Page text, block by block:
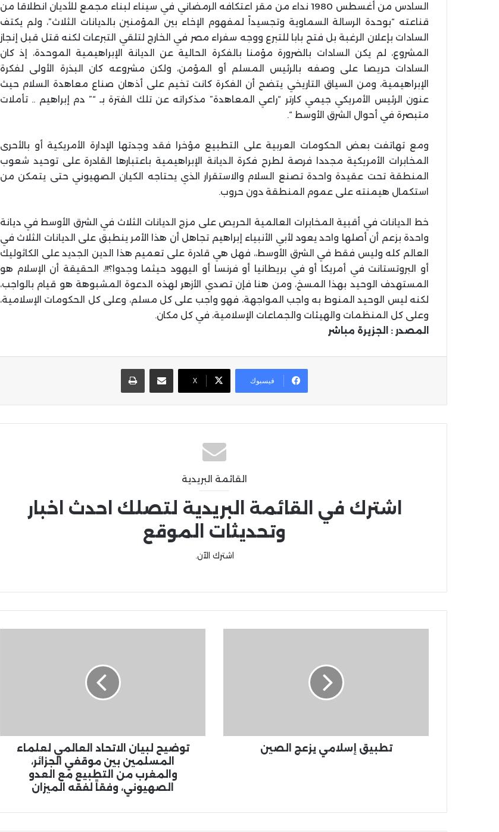
السادس من أغسطس 1980 نداء من مقر اعتكافه الرمضاني في سيناء لبناء مجمع للأديان انطلاقا من
قناعته “بوحدة الرسالة السماوية وتجسيداً لمفهوم الإخاء بين المؤمنين بالديانات الثلاث”، ولم يكتف
السادات بإعلان الرغبة بل فتح بابا للتبرع ووجه سفراء مصر في الخارج لتلقي التبرعات لكنه قتل قبل إنجاز
المشروع، لم يكن السادات بالضرورة مؤمنا بالفكرة الحالية عن الديانة الإبراهيمية الموحدة، إذ كان
السادات حريصا على وصفه بالرئيس المسلم أو المؤمن، ولكن مشروعه كان البذرة الأولى لفكرة
الإبراهيمية، ومن السياق التاريخي يتضح أن الفكرة كانت تخيم على أذهان صناع معاهدة السلام حيث
عنون الرئيس الأمريكي جيمي كارتر “راعي المعاهدة” مذكراته عن تلك الفترة بـ “” دم إبراهيم .. تأملات
متبصرة في أحوال الشرق الأوسط “.
ومع تهاتفت بعض الحكومات العربية على التطبيع مؤخرا فقد وجدتها الإدارة الأمريكية أو بالأحرى
المخابرات الأمريكية مجددا فرصة لطرح فكرة الديانة الإبراهيمية باعتبارها القادرة على توحيد شعوب
المنطقة تحت عقيدة واحدة تصنع السلام والاستقرار الذي يحتاجه الكيان الصهيوني حتى يتمكن من
استكمال هيمنته على عموم المنطقة دون حروب.
خط الديانات في أقبية المخابرات العالمية الحريص على مزج الديانات الثلاث في الشرق الأوسط في ديانة
واحدة بزعم أن أصلها واحد يعود لأبي الأنبياء إبراهيم تجاهل أن هذا الأمر ينطبق على الديانات الثلاث في
العالم كله وليس فقط في الشرق الأوسط،، فهل هي قادرة على تعميم هذا الدين الجديد على الكاثوليك
أو البروتستانت في أمريكا أو في بريطانيا أو فرنسا أو اليهود حيثما وجدوا؟!!، الحقيقة أن الإسلام هو
المستهدف الوحيد بهذا المسخ، ومن هنا فإن تصدي الأزهر لهذه الدعوة المشبوهة هو قيام بالواجب،
لكنه ليس الوحيد المنوط به واجب المواجهة، فهو واجب على كل مسلم، وعلى كل الحكومات الإسلامية،
وعلى كل المنظمات والهيئات والجماعات الإسلامية، في كل مكان.
المصدر : الجزيرة مباشر
فيسبوك X
مشاركة عبر البريد
القائمة البريدية
اشترك في القائمة البريدية لتصلك احدث اخبار
وتحديثات الموقع
اشترك الآن.
تطبيق إسلامي يزعج الصين
توضيح لبيان الاتحاد العالمي لعلماء
المسلمين بين موقفي الجزائر،
والمغرب من التطبيع مع العدو
الصهيوني، وفقاً لفقه الميزان